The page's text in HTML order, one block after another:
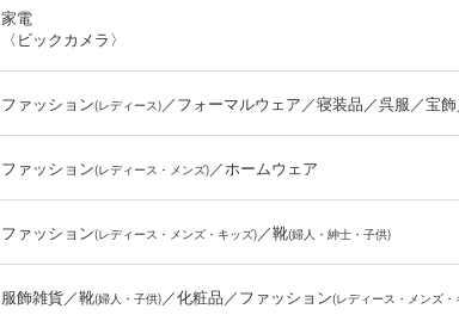
家電
〈ビックカメラ〉
ファッション(レディース)／フォーマルウェア／寝装品／呉服／宝
ファッション(レディース・メンズ)／ホームウェア
ファッション(レディース・メンズ・キッズ)／靴(婦人・紳士・子供)
服飾雑貨／靴(婦人・子供)／化粧品／ファッション(レディース・メンズ・